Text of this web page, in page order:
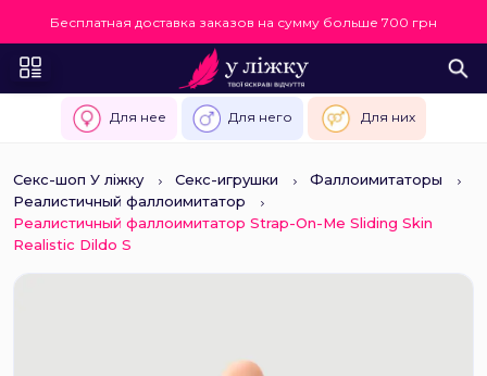
Бесплатная доставка заказов на сумму больше 700 грн
Для нее Для него Для них
Секс-шоп У ліжку Секс-игрушки
Фаллоимитаторы
Реалистичный фаллоимитатор
Реалистичный фаллоимитатор Strap-On-Me Sliding Skin
Realistic Dildo S